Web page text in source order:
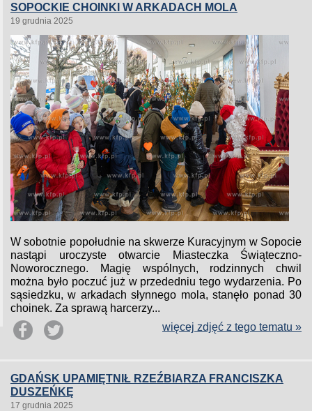
SOPOCKIE CHOINKI W ARKADACH MOLA
19 grudnia 2025
W sobotnie popołudnie na skwerze Kuracyjnym w Sopocie
nastąpi uroczyste otwarcie Miasteczka Świąteczno-
Noworocznego. Magię wspólnych, rodzinnych chwil
można było poczuć już w przededniu tego wydarzenia. Po
sąsiedzku, w arkadach słynnego mola, stanęło ponad 30
choinek. Za sprawą harcerzy...
więcej zdjęć z tego tematu »
GDAŃSK UPAMIĘTNIŁ RZEŹBIARZA FRANCISZKA
DUSZEŃKĘ
17 grudnia 2025